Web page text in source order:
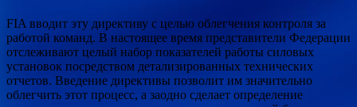
FIA вводит эту директиву с целью облегчения контроля за
работой команд. В настоящее время представители Федерации
отслеживают целый набор показателей работы силовых
установок посредством детализированных технических
отчетов. Введение директивы позволит им значительно
облегчить этот процесс, а заодно сделает определение